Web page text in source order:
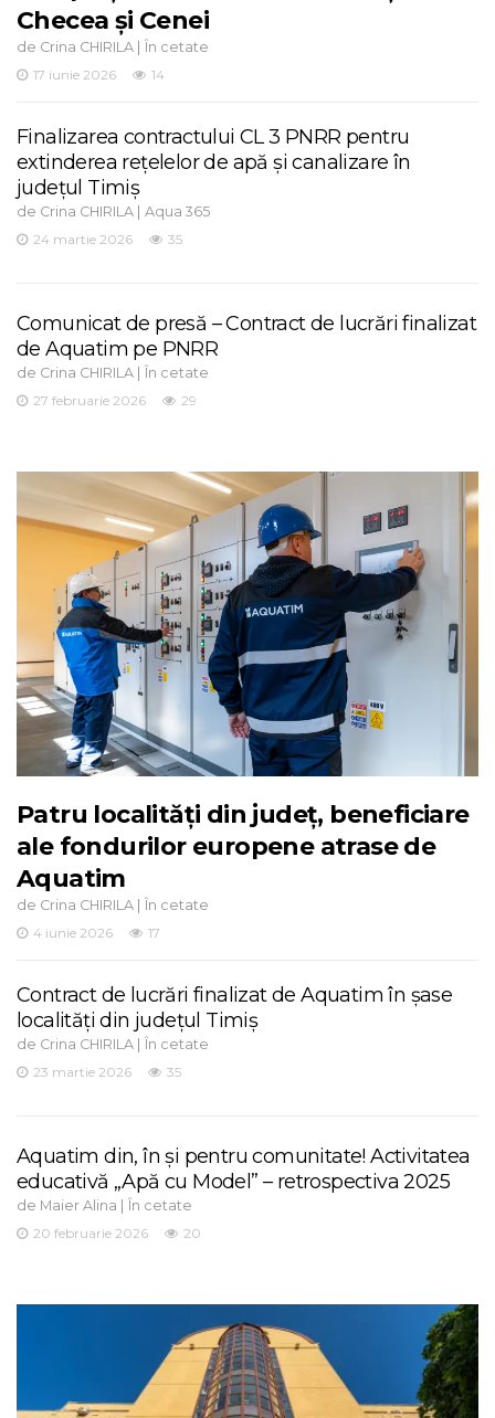
Checea și Cenei
de Crina CHIRILA | În cetate
17 iunie 2026
14
Finalizarea contractului CL 3 PNRR pentru
extinderea rețelelor de apă și canalizare în
județul Timiș
de Crina CHIRILA | Aqua 365
24 martie 2026
35
Comunicat de presă – Contract de lucrări finalizat
de Aquatim pe PNRR
de Crina CHIRILA | În cetate
27 februarie 2026
29
Patru localități din județ, beneficiare
ale fondurilor europene atrase de
Aquatim
de Crina CHIRILA | În cetate
4 iunie 2026
17
Contract de lucrări finalizat de Aquatim în șase
localități din județul Timiș
de Crina CHIRILA | În cetate
23 martie 2026
35
Aquatim din, în și pentru comunitate! Activitatea
educativă „Apă cu Model” – retrospectiva 2025
de Maier Alina | În cetate
20 februarie 2026
20